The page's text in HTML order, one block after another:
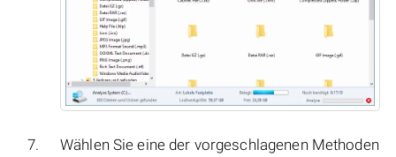
Wählen Sie eine der vorgeschlagenen Methoden